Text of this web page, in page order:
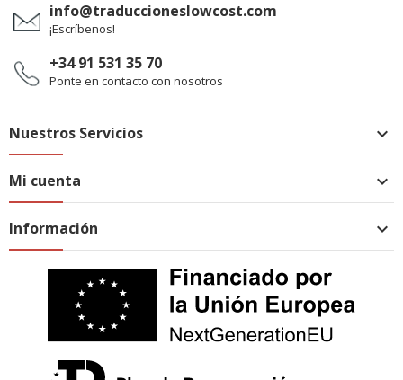
info@traduccioneslowcost.com
¡Escríbenos!
+34 91 531 35 70
Ponte en contacto con nosotros
Nuestros Servicios 
Mi cuenta 
Información 